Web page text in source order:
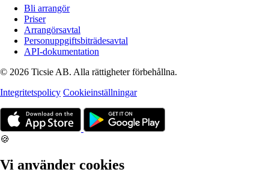
Bli arrangör
Priser
Arrangörsavtal
Personuppgiftsbiträdesavtal
API-dokumentation
© 2026 Ticsie AB. Alla rättigheter förbehållna.
Integritetspolicy Cookieinställningar
🍪
Vi använder cookies